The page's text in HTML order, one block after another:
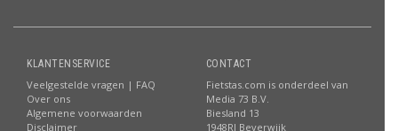
KLANTENSERVICE
Veelgestelde vragen | FAQ
Over ons
Algemene voorwaarden
Disclaimer
CONTACT
Fietstas.com is onderdeel van
Media 73 B.V.
Biesland 13
1948RJ Beverwijk